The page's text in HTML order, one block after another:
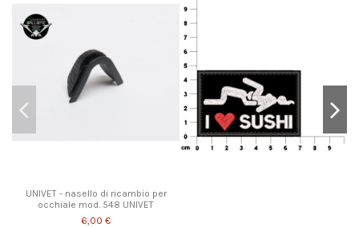
UNIVET - nasello di ricambio per
occhiale mod. 548 UNIVET
6,00 €